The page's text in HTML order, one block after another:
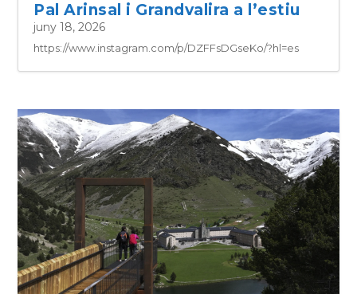
Pal Arinsal i Grandvalira a l’estiu
juny 18, 2026
https://www.instagram.com/p/DZFFsDGseKo/?hl=es